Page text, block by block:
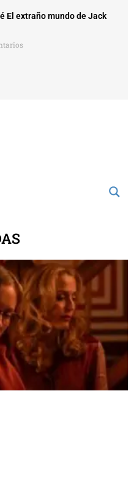
El extraño mundo de Jack